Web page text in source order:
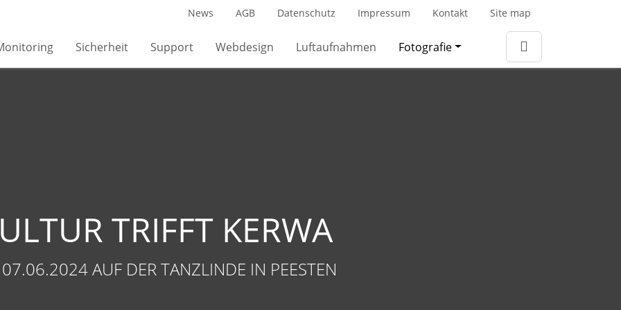
News AGB Datenschutz Impressum Kontakt Site map
Sicherheit Support Webdesign Luftaufnahmen Fotografie
TRIFFT KERWA
AUF DER TANZLINDE IN PEESTEN